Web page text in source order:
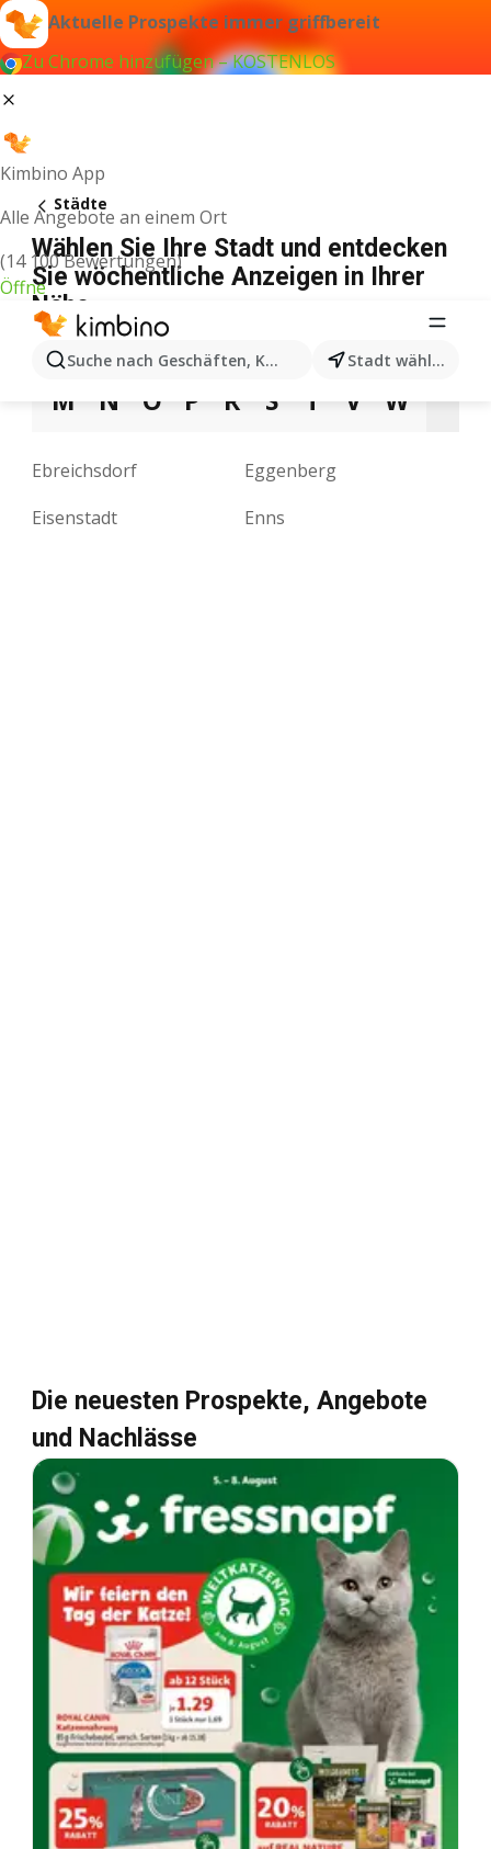
Aktuelle Prospekte immer griffbereit
Zu Chrome hinzufügen – KOSTENLOS
Kimbino App
Alle Angebote an einem Ort
(14 100 Bewertungen)
Öffne
Suche nach Geschäften, Kategorien, Produkten...
Stadt wählen
Städte
Wählen Sie Ihre Stadt und entdecken
Sie wöchentliche Anzeigen in Ihrer
Nähe
A B D E F G I J
M
N O P R S T V W Z
Ebreichsdorf
Eggenberg
Eisenstadt
Enns
Die neuesten Prospekte, Angebote
und Nachlässe